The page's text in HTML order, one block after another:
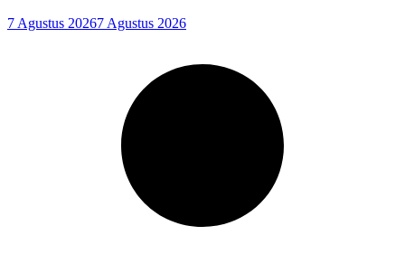
7 Agustus 20267 Agustus 2026